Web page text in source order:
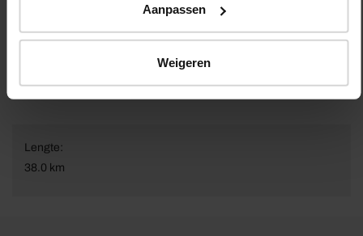
Aanpassen
Weigeren
Lengte:
38.0 km